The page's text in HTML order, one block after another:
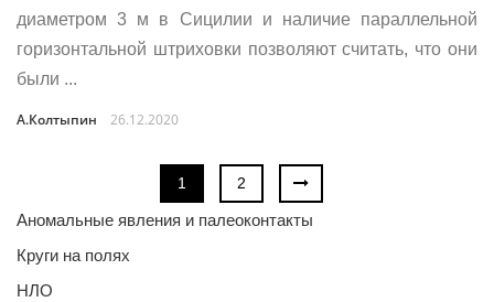
диаметром 3 м в Сицилии и наличие параллельной
горизонтальной штриховки позволяют считать, что они
были ...
А.Колтыпин 26.12.2020
1 2
Аномальные явления и палеоконтакты
Круги на полях
НЛО